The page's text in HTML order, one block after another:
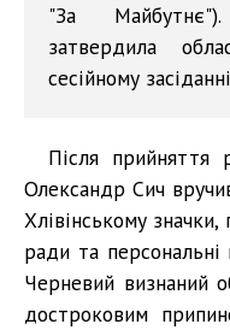
"За
затвердила
сесійному
Після прийняття
Олександр Сич
Хлівінському значки,
ради та
Черневий визнаний
достроковим